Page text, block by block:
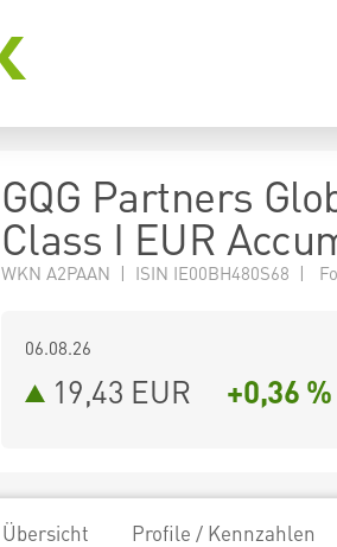
GQG Partners
Class I EUR
WKN A2PAAN | ISIN IE00BH480S68 |
06.08.26
19,43 EUR +0,36 %
Übersicht Profile / Kennzahlen